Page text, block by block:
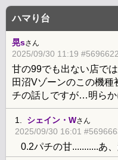
ハマり台
晃sさん
2025/09/30 11:19 #5696622
甘の99でも出ない店で
田沼Vゾーンのこの機
チの話しですが…明らか
1. シェイン・Wさん
2025/09/30 16:01
0.2パチの甘...........あ